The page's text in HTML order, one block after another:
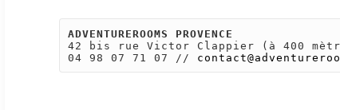
42 bis rue Victor Clappier (à 400
04 98 07 71 07 //